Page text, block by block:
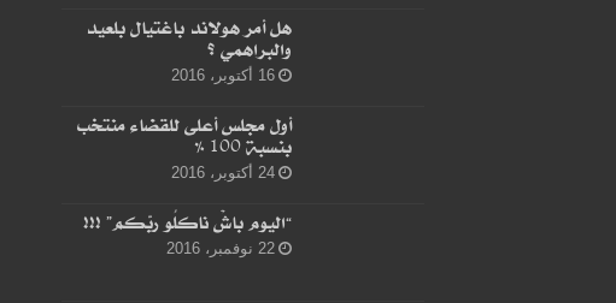
هل أمر هولاند باغتيال بلعيد
والبراهمي ؟
16 أكتوبر، 2016
أول مجلس أعلى للقضاء منتخب
بنسبة 100 %
24 أكتوبر، 2016
“اليوم باشْ ناكلُو ربّكم” !!!
22 نوفمبر، 2016